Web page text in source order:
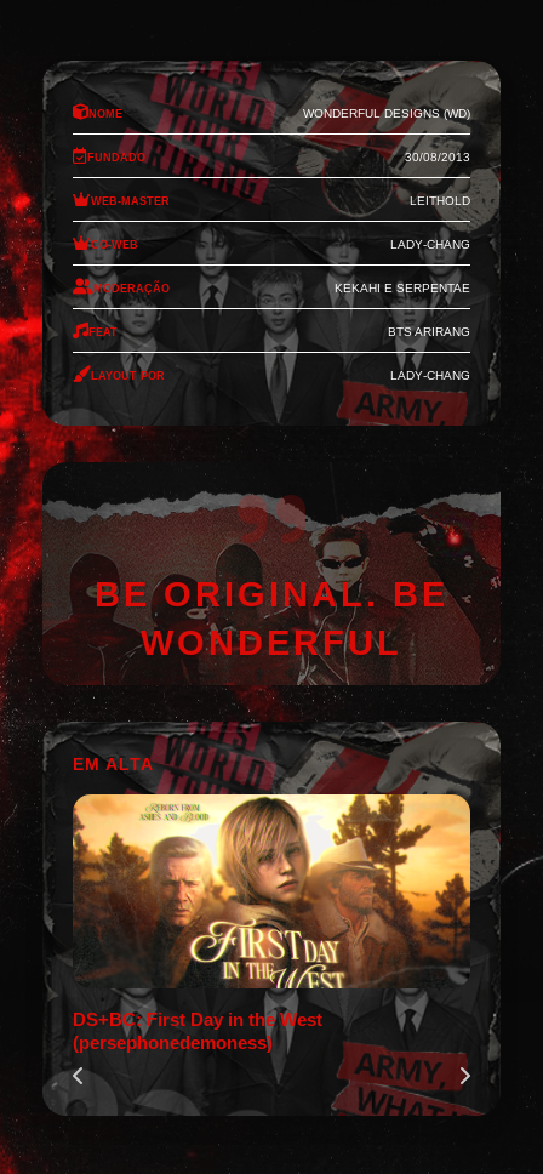
Nome Wonderful Designs (WD)
Fundado 30/08/2013
Web-Master Leithold
Co-Web Lady-Chang
Moderação Kekahi e Serpentae
Feat BTS Arirang
Layout por Lady-Chang
BE ORIGINAL. BE
WONDERFUL
EM ALTA
DS+BC: First Day in the West
(persephonedemoness)